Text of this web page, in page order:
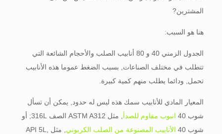
المشترين?
هنا هو السبب:
الجدول الزمني 40 و 80 أنابيب الصلب والأحجام الشائعة التي
تتطلب في مختلف الصناعات, بسبب الضغط عموما هذه الأنابيب
تحمل, ودائما يطلب منهم كمية كبيرة.
المعيار المادي للأنابيب سمك هذه ليس له حدود, يمكن أن تسأل
شوب 40
انبوب مقاوم للصدأ
, مثل ASTM A312 الصف 316L; أو
شوب 40
الأنابيب المصنوعة من الصلب الكربوني , مثل API 5L,